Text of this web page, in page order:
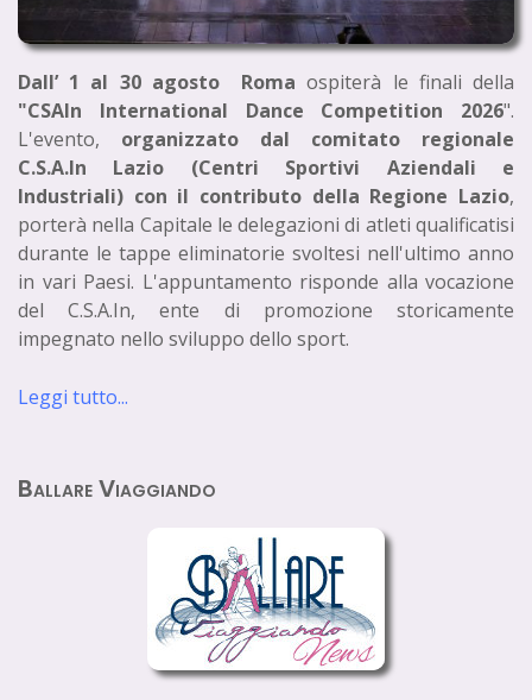
Dall’ 1 al 30 agosto Roma ospiterà le finali della
"CSAIn International Dance Competition 2026".
L'evento, organizzato dal comitato regionale
C.S.A.In Lazio (Centri Sportivi Aziendali e
Industriali) con il contributo della Regione Lazio,
porterà nella Capitale le delegazioni di atleti qualificatisi
durante le tappe eliminatorie svoltesi nell'ultimo anno
in vari Paesi. L'appuntamento risponde alla vocazione
del C.S.A.In, ente di promozione storicamente
impegnato nello sviluppo dello sport.
Leggi tutto...
Ballare Viaggiando